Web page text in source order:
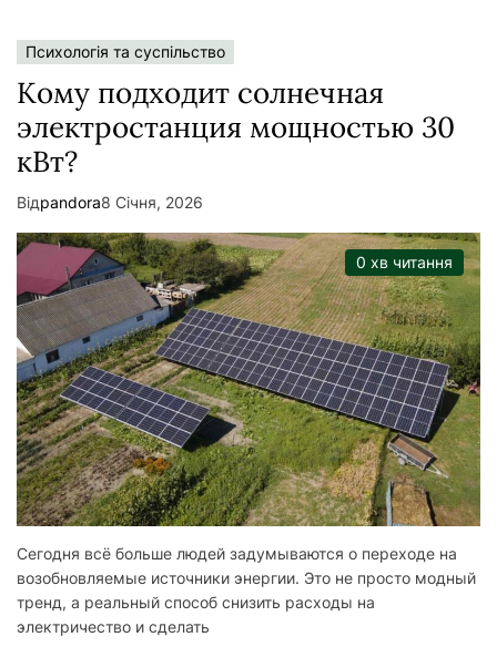
Психологія та суспільство
Кому подходит солнечная
электростанция мощностью 30
кВт?
Відpandora8 Січня, 2026
0 хв читання
Сегодня всё больше людей задумываются о переходе на
возобновляемые источники энергии. Это не просто модный
тренд, а реальный способ снизить расходы на
электричество и сделать